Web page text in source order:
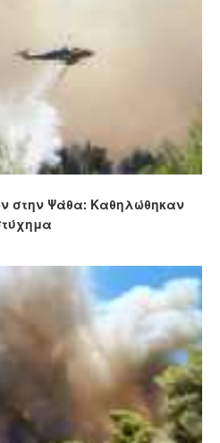
στην Ψάθα: Καθηλώθηκαν